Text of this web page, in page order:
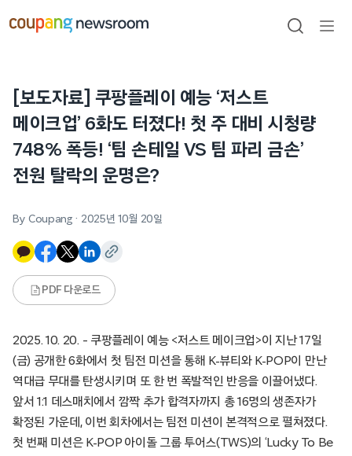
건너뛰기
검색
[보도자료] 쿠팡플레이 예능 ‘저스트
메이크업’ 6화도 터졌다! 첫 주 대비 시청량
748% 폭등! ‘팀 손테일 VS 팀 파리 금손’
전원 탈락의 운명은?
By Coupang · 2025년 10월 20일
PDF 다운로드
2025. 10. 20. – 쿠팡플레이 예능 <저스트 메이크업>이 지난 17일
(금) 공개한 6화에서 첫 팀전 미션을 통해 K-뷰티와 K-POP이 만난
역대급 무대를 탄생시키며 또 한 번 폭발적인 반응을 이끌어냈다.
앞서 1:1 데스매치에서 깜짝 추가 합격자까지 총 16명의 생존자가
확정된 가운데, 이번 회차에서는 팀전 미션이 본격적으로 펼쳐졌다.
첫 번째 미션은 K-POP 아이돌 그룹 투어스(TWS)의 ‘Lucky To Be